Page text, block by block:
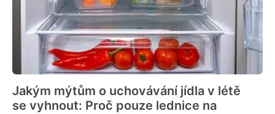
Jakým mýtům o uchovávání jídla v létě
se vyhnout: Proč pouze lednice na